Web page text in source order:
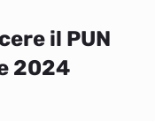
il PUN
2024